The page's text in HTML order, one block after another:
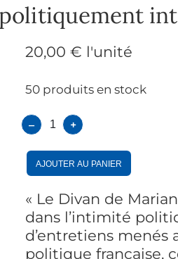
20,00 € l'unité
50 produits en stock
– +
Ajouter au panier
« Le Divan de
dans l’intimité
d’entretiens menés
politique française,